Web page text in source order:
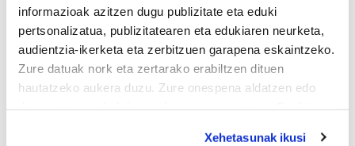
informazioak azitzen dugu publizitate eta eduki
pertsonalizatua, publizitatearen eta edukiaren neurketa,
audientzia-ikerketa eta zerbitzuen garapena eskaintzeko.
Zure datuak nork eta zertarako erabiltzen dituen
hautatzeko aukera duzu. Zure onespena aldatzen edo
Xehetasunak ikusi
MEMORIA HISTORIKOA
«Gai tabua izan da etxe gehienetan, jendeak
azkeneko momentuan hitz egin du»